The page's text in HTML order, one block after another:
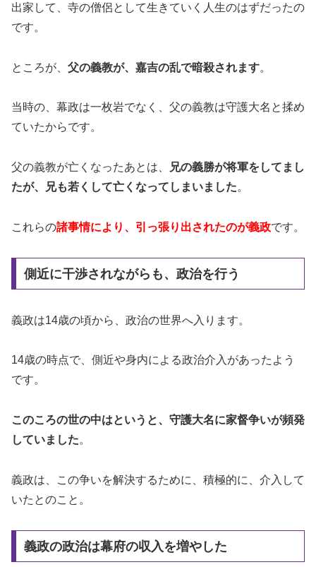
出家して、寺の僧侶として生きていく人生のはずだったの
です。
ところが、 父の義教が、嘉吉の乱で暗殺されます。
当時の、幕政は一枚岩でなく、父の義教は守護大名と揉め
ていたからです。
父の義教が亡くなったあとは、
兄の義勝が将軍をしてまし
たが、兄も若くして亡くなってしまいました。
これらの諸事情により、引っ張り出されたのが義政です。
側近に干渉されながらも、政治を行う
義政は14歳の頃から、政治の世界へ入ります。
14歳の時点で、側近や身内による政治介入があったよう
です。
このころの世の中はというと、守護大名に家督争いが頻発
していました。
義政は、この争いを解決するために、積極的に、介入して
いたとのこと。
義政の政治は幕府の収入を増やした